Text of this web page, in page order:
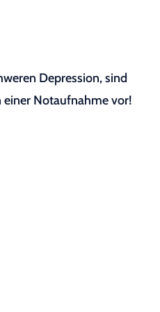
Depression, sind
einer Notaufnahme vor!